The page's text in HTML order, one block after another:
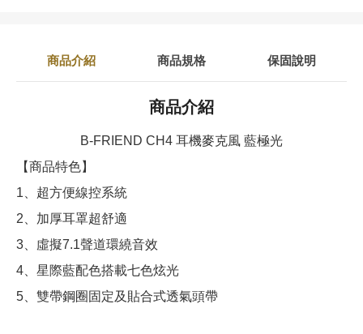
商品介紹 商品規格 保固說明
商品介紹
B-FRIEND CH4 耳機麥克風 藍極光
【商品特色】
1、超方便線控系統
2、加厚耳罩超舒適
3、虛擬7.1聲道環繞音效
4、星際藍配色搭載七色炫光
5、雙帶鋼圈固定及貼合式透氣頭帶